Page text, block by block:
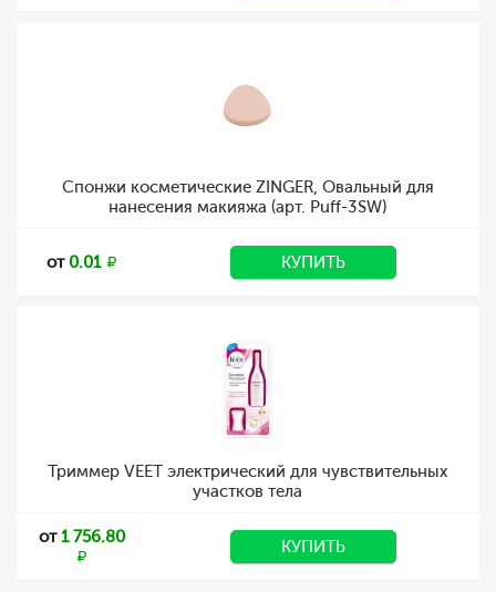
Спонжи косметические ZINGER, Овальный для
нанесения макияжа (арт. Puff-3SW)
от 0.01 КУПИТЬ
Триммер VEET электрический для чувствительных
участков тела
от1 756.80 КУПИТЬ